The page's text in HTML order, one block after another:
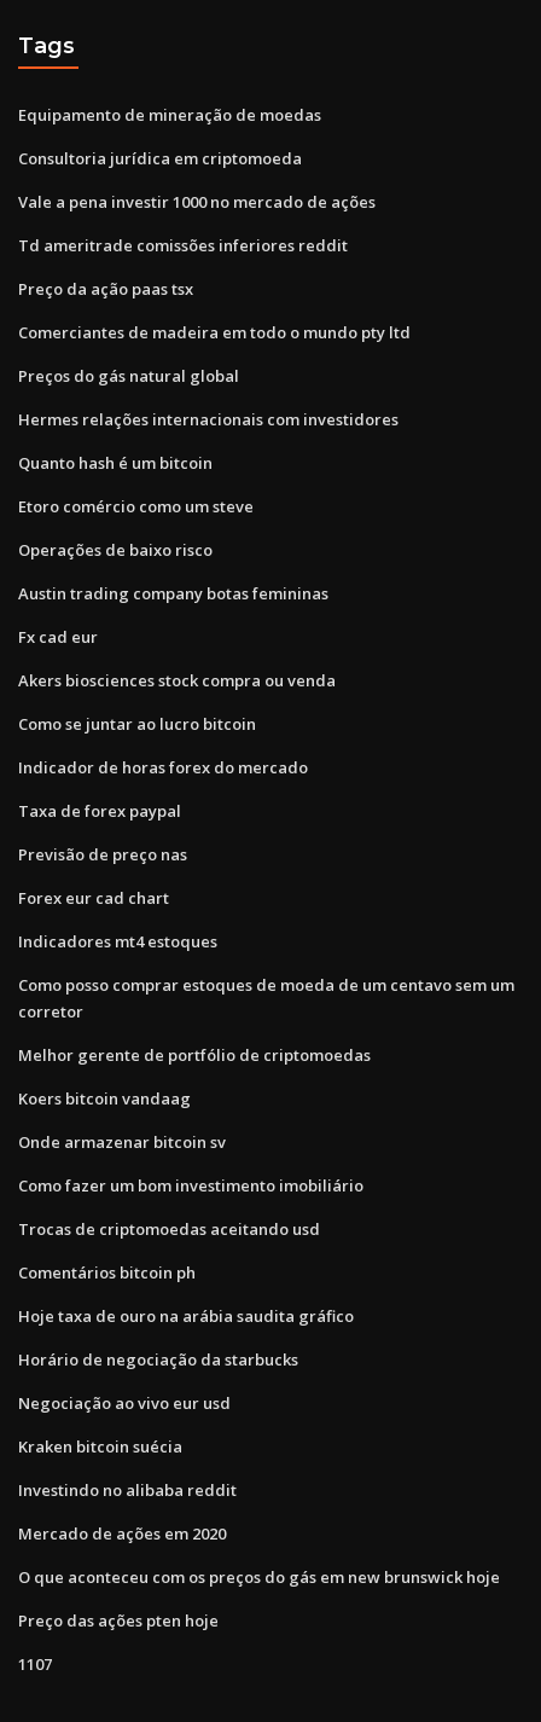
Tags
Equipamento de mineração de moedas
Consultoria jurídica em criptomoeda
Vale a pena investir 1000 no mercado de ações
Td ameritrade comissões inferiores reddit
Preço da ação paas tsx
Comerciantes de madeira em todo o mundo pty ltd
Preços do gás natural global
Hermes relações internacionais com investidores
Quanto hash é um bitcoin
Etoro comércio como um steve
Operações de baixo risco
Austin trading company botas femininas
Fx cad eur
Akers biosciences stock compra ou venda
Como se juntar ao lucro bitcoin
Indicador de horas forex do mercado
Taxa de forex paypal
Previsão de preço nas
Forex eur cad chart
Indicadores mt4 estoques
Como posso comprar estoques de moeda de um centavo sem um
corretor
Melhor gerente de portfólio de criptomoedas
Koers bitcoin vandaag
Onde armazenar bitcoin sv
Como fazer um bom investimento imobiliário
Trocas de criptomoedas aceitando usd
Comentários bitcoin ph
Hoje taxa de ouro na arábia saudita gráfico
Horário de negociação da starbucks
Negociação ao vivo eur usd
Kraken bitcoin suécia
Investindo no alibaba reddit
Mercado de ações em 2020
O que aconteceu com os preços do gás em new brunswick hoje
Preço das ações pten hoje
1107